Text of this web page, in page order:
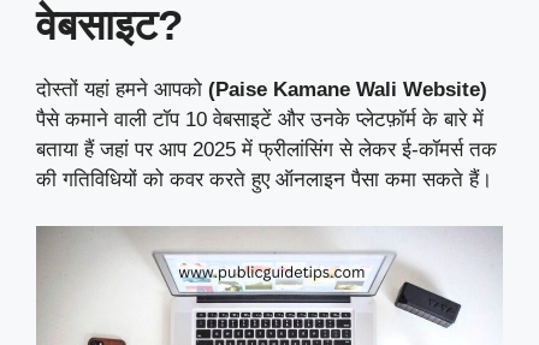
वेबसाइट?
दोस्तों यहां हमने आपको (Paise Kamane Wali Website)
पैसे कमाने वाली टॉप 10 वेबसाइटें और उनके प्लेटफ़ॉर्म के बारे में
बताया हैं जहां पर आप 2025 में फ्रीलांसिंग से लेकर ई-कॉमर्स तक
की गतिविधियों को कवर करते हुए ऑनलाइन पैसा कमा सकते हैं।